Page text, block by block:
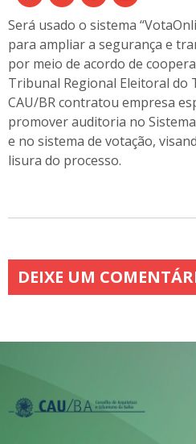
Será usado o sistema
para ampliar a segurança e
por meio de acordo de
Tribunal Regional Eleitoral do
CAU/BR contratou empresa
promover auditoria no
e no sistema de votação,
lisura do processo.
DEIXE UM